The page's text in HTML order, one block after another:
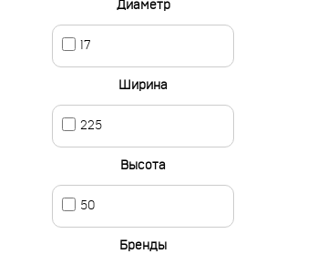
Диаметр
17
Ширина
225
Высота
50
Бренды